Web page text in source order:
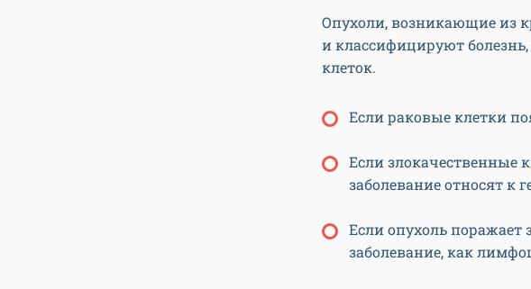
Опухоли, возникающие из
и классифицируют
клеток.
Если раковые клетки
Если злокачественные
заболевание относят к
Если опухоль поражает
заболевание, как